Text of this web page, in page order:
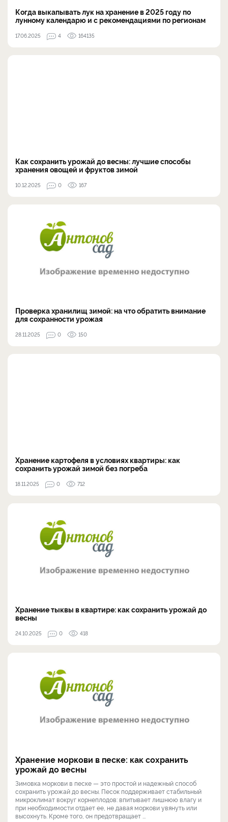
Когда выкапывать лук на хранение в 2025 году по
лунному календарю и с рекомендациями по регионам
17.06.2025 4 164135
Как сохранить урожай до весны: лучшие способы
хранения овощей и фруктов зимой
10.12.2025 0 167
Проверка хранилищ зимой: на что обратить внимание
для сохранности урожая
28.11.2025 0 150
Хранение картофеля в условиях квартиры: как
сохранить урожай зимой без погреба
18.11.2025 0 712
Хранение тыквы в квартире: как сохранить урожай до
весны
24.10.2025 0 418
Хранение моркови в песке: как сохранить
урожай до весны
Зимовка моркови в песке — это простой и надежный способ
сохранить урожай до весны. Песок поддерживает стабильный
микроклимат вокруг корнеплодов: впитывает лишнюю влагу и
при необходимости отдает ее, не давая моркови увянуть или
высохнуть. Кроме того, он предотвращает ...